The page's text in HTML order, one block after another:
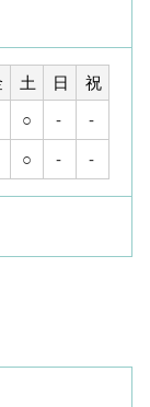
土 日
祝
○ - -
○ - -